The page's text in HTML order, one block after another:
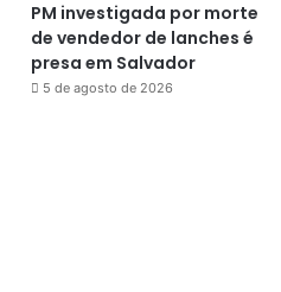
PM investigada por morte
de vendedor de lanches é
presa em Salvador
5 de agosto de 2026